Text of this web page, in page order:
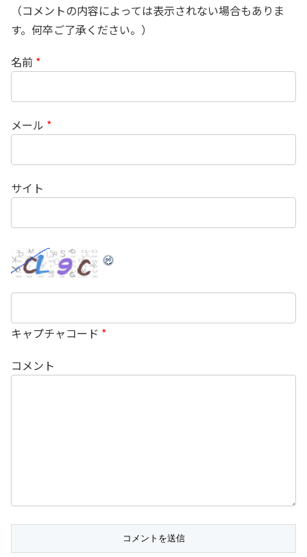
（コメントの内容によっては表示されない場合もありま
す。何卒ご了承ください。）
名前 *
メール *
サイト
キャプチャコード *
コメント